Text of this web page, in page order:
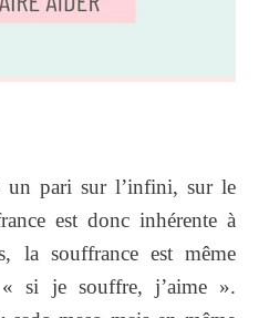
un pari sur l’infini, sur le
est donc inhérente à
la souffrance est même
si je souffre, j’aime ».